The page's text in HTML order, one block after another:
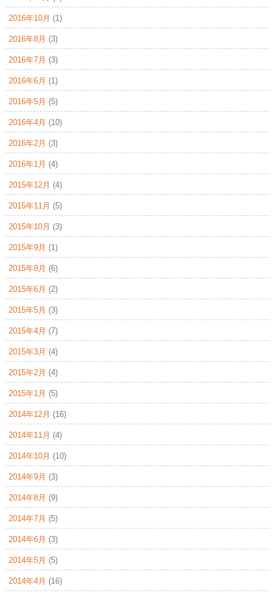
2016年10月 (1)
2016年8月 (3)
2016年7月 (3)
2016年6月 (1)
2016年5月 (5)
2016年4月 (10)
2016年2月 (3)
2016年1月 (4)
2015年12月 (4)
2015年11月 (5)
2015年10月 (3)
2015年9月 (1)
2015年8月 (6)
2015年6月 (2)
2015年5月 (3)
2015年4月 (7)
2015年3月 (4)
2015年2月 (4)
2015年1月 (5)
2014年12月 (16)
2014年11月 (4)
2014年10月 (10)
2014年9月 (3)
2014年8月 (9)
2014年7月 (5)
2014年6月 (3)
2014年5月 (5)
2014年4月 (16)